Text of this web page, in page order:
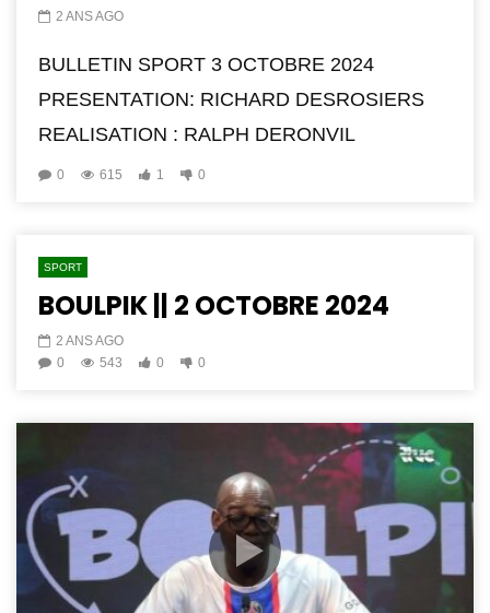
2 ANS AGO
BULLETIN SPORT 3 OCTOBRE 2024
PRESENTATION: RICHARD DESROSIERS
REALISATION : RALPH DERONVIL
0 615 1 0
SPORT
BOULPIK || 2 OCTOBRE 2024
2 ANS AGO
0
543 0 0